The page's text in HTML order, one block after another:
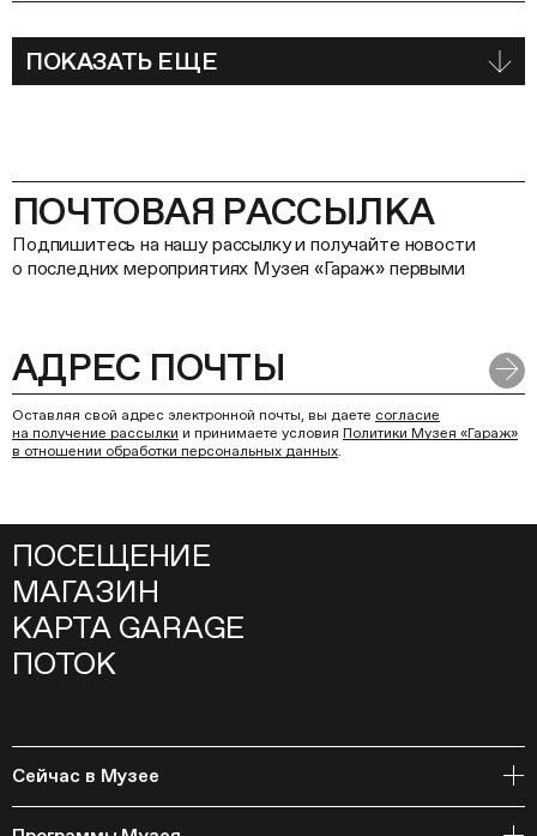
ПОКАЗАТЬ ЕЩЕ
ПОЧТОВАЯ РАССЫЛКА
Подпишитесь на нашу рассылку и получайте новости
о последних мероприятиях Музея «Гараж» первыми
Оставляя свой адрес электронной почты, вы даете согласие
на получение рассылки и принимаете условия Политики Музея «Гараж»
в отношении обработки персональных данных.
ПОСЕЩЕНИЕ
МАГАЗИН
КАРТА GARAGE
ПОТОК
Сейчас в Музее